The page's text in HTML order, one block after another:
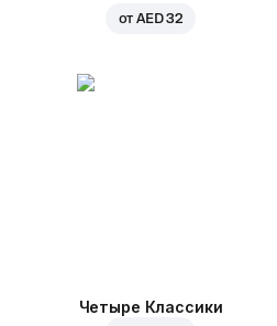
отAED 32
Четыре Классики